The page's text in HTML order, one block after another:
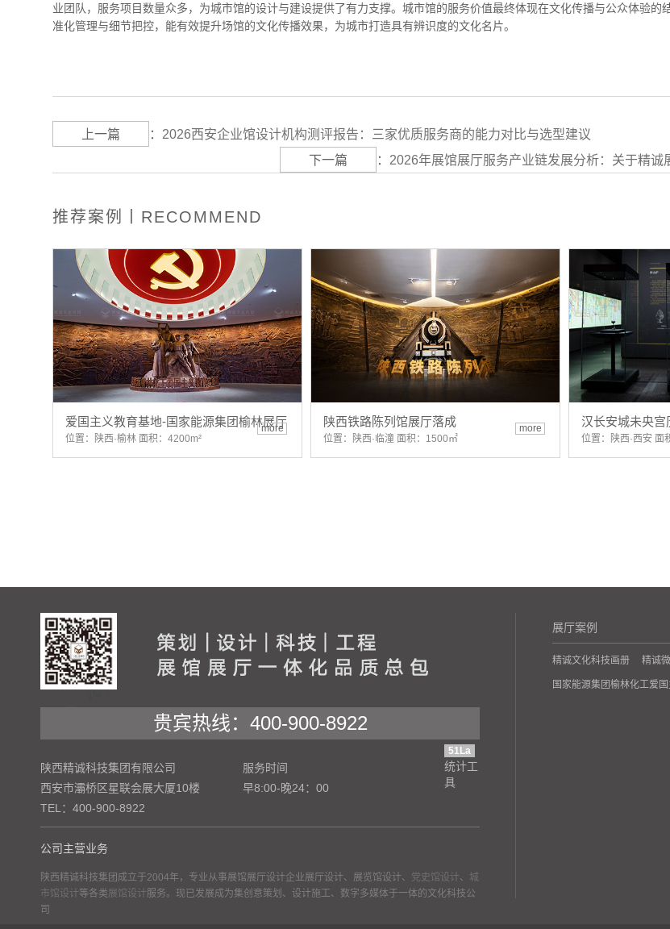
业团队，服务项目数量众多，为城市馆的设计与建设提供了有力支撑。城市馆的服务价值最终体现在文化传播与公众体验的
准化管理与细节把控，能有效提升场馆的文化传播效果，为城市打造具有辨识度的文化名片。
上一篇 ： 2026西安企业馆设计机构测评报告：三家优质服务商的能力对比与选型建议
下一篇
： 2026年展馆展厅服务产业链发展分析：关于精诚
推荐案例丨RECOMMEND
爱国主义教育基地-国家能源集团榆林展厅
位置：陕西·榆林 面积：4200m²
more 陕西铁路陈列馆展厅落成
位置：陕西·临潼 面积：1500㎡
more 汉长安城未央
位置：陕西·西安 面
贵宾热线：400-900-8922
陕西精诚科技集团有限公司
西安市灞桥区星联会展大厦10楼
TEL：400-900-8922
服务时间
早8:00-晚24：00
51La
统计工
具
公司主营业务
陕西精诚科技集团成立于2004年，专业从事展馆展厅设计企业展厅设计、展览馆设计、 党史馆设计、 城
市馆设计等各类 展馆设计 服务。现已发展成为集创意策划、设计施工、数字多媒体于一体的文化科技公
司
展厅案例
精诚文化科技画册 精诚
国家能源集团榆林化工爱